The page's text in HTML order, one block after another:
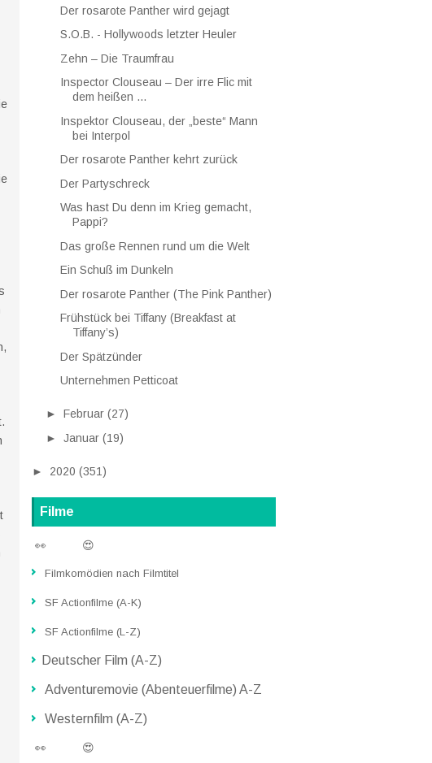
Der rosarote Panther wird gejagt
S.O.B. - Hollywoods letzter Heuler
Zehn – Die Traumfrau
Inspector Clouseau – Der irre Flic mit
dem heißen ...
Inspektor Clouseau, der „beste“ Mann
bei Interpol
Der rosarote Panther kehrt zurück
Der Partyschreck
Was hast Du denn im Krieg gemacht,
Pappi?
Das große Rennen rund um die Welt
Ein Schuß im Dunkeln
Der rosarote Panther (The Pink Panther)
Frühstück bei Tiffany (Breakfast at
Tiffany’s)
Der Spätzünder
Unternehmen Petticoat
► Februar (27)
► Januar (19)
► 2020 (351)
Filme
👀 😍
Filmkomödien nach Filmtitel
SF Actionfilme (A-K)
SF Actionfilme (L-Z)
Deutscher Film (A-Z)
Adventuremovie (Abenteuerfilme) A-Z
Westernfilm (A-Z)
👀 😍